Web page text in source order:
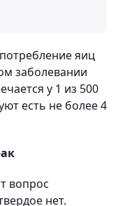
яиц
заболевании
у 1 из 500
есть не более 4
вопрос
нет.